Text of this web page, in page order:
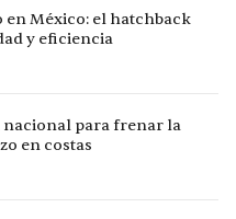
en México: el hatchback
y eficiencia
para frenar la
en costas